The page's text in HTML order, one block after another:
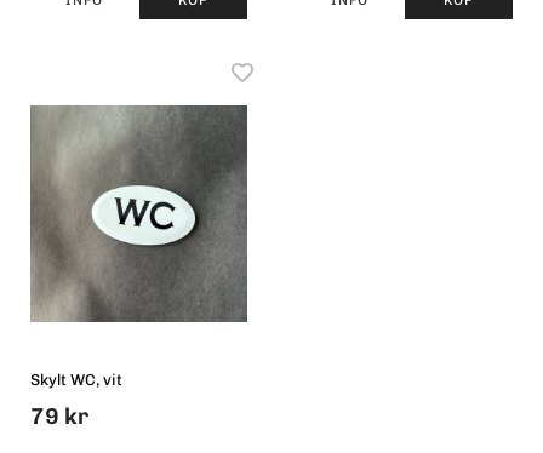
Skylt WC, vit
79 kr